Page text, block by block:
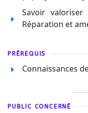
Savoir
Réparation et
PRÉREQUIS
Connaissances
PUBLIC CONCERNÉ